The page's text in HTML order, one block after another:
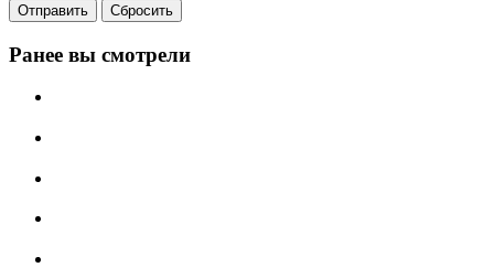
Сбросить
Ранее вы смотрели